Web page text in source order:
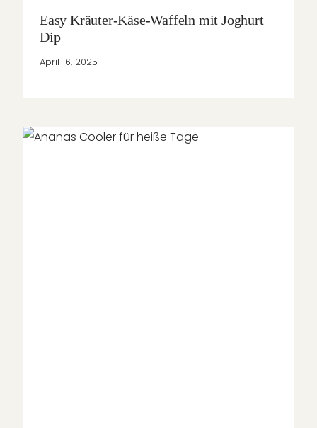
Easy Kräuter-Käse-Waffeln mit Joghurt
Dip
April 16, 2025